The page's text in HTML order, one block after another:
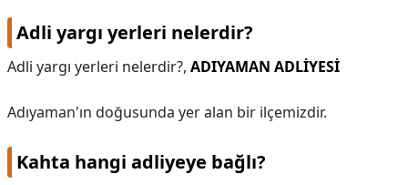
HAMİLELİK
KAPLICALAR
İLETİŞİM
Adli yargı yerleri nelerdir?
Adli yargı yerleri nelerdir?, ADIYAMAN ADLİYESİ
Adıyaman'ın doğusunda yer alan bir ilçemizdir.
Kahta hangi adliyeye bağlı?